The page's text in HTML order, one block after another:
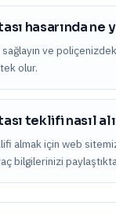
hasarında ne
ve
olur.
teklifi nasıl
almak için web
bilgilerinizi